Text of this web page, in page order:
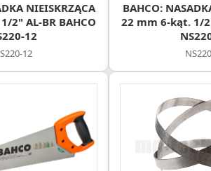
NIEISKRZĄCA
2" AL-BR BAHCO
12
12
BAHCO:
22 mm 6-kąt. 1/